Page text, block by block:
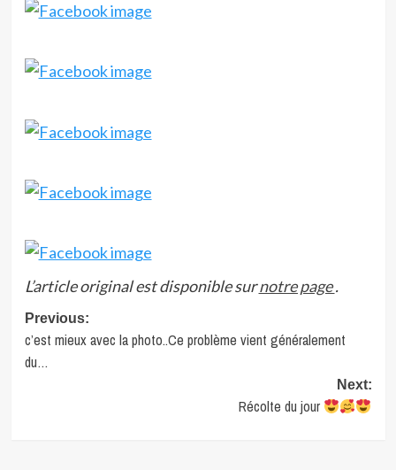
L’article original est disponible surnotre page.
Post
navigation
Previous:
c’est mieux avec la photo..Ce problème vient généralement
du…
Next:
Récolte du jour